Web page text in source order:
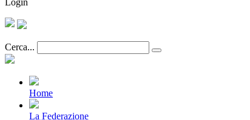
Login
Cerca...
Home
La Federazione